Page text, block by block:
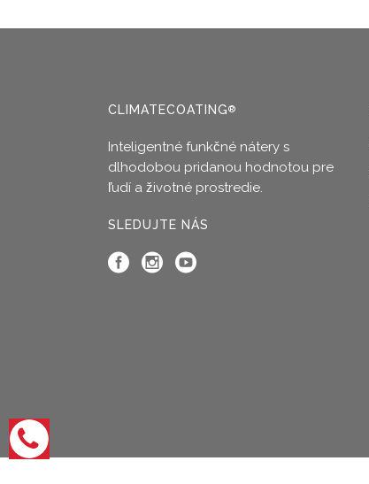
CLIMATECOATING®
Inteligentné funkčné nátery s
dlhodobou pridanou hodnotou pre
ľudí a životné prostredie.
SLEDUJTE NÁS
Otvoriť
možnosti